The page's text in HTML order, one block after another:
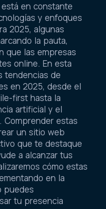
en constante
y enfoques
2025, algunas
la pauta,
que las empresas
online. En esta
tendencias de
en 2025, desde el
first hasta la
artificial y el
estas
un sitio web
que te destaque
a alcanzar tus
cómo estas
en la
puedes
tu presencia